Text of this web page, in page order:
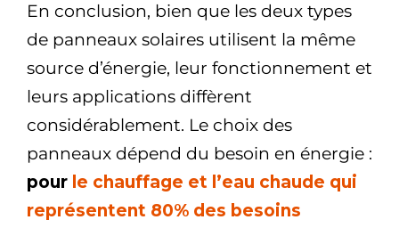
En conclusion, bien que les deux types
de panneaux solaires utilisent la même
source d’énergie, leur fonctionnement et
leurs applications diffèrent
considérablement. Le choix des
panneaux dépend du besoin en énergie :
pour le chauffage et l’eau chaude qui
représentent 80% des besoins